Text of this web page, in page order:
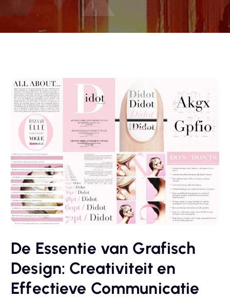
De Essentie van Grafisch
Design: Creativiteit en
Effectieve Communicatie